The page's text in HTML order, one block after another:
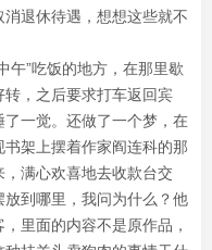
退休待遇，想想这些就不
午”吃饭的地方，在那里歇
，之后要求打车返回宾
一觉。还做了一个梦，在
架上摆着作家阎连科的那
，满心欢喜地去收款台交
到哪里，我问为什么？他
里面的内容不是原作品，